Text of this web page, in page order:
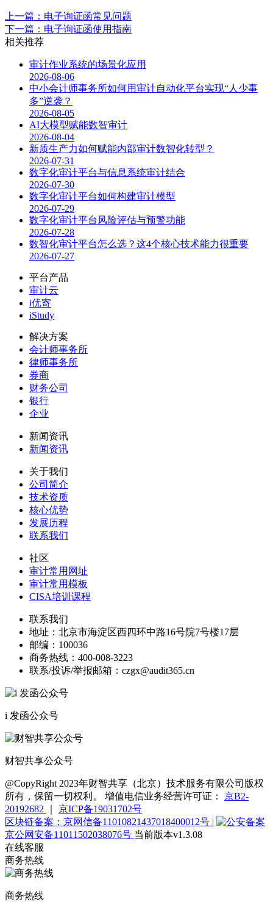
上一篇：电子询证函常见问题
下一篇：电子询证函使用指南
相关推荐
审计作业系统的场景化应用
2026-08-06
中小会计师事务所如何用审计自动化平台实现“人少事
多”逆袭？
2026-08-05
AI大模型赋能数智审计
2026-08-04
新质生产力如何赋能内部审计数智化转型？
2026-07-31
数字化审计平台与信息系统审计结合
2026-07-30
数字化审计平台如何构建审计模型
2026-07-29
数字化审计平台风险评估与预警功能
2026-07-28
数智化审计平台怎么选？这4个核心技术能力很重要
2026-07-27
平台产品
审计云
i优寄
iStudy
解决方案
会计师事务所
律师事务所
券商
财务公司
银行
企业
新闻资讯
新闻资讯
关于我们
公司简介
技术资质
核心优势
发展历程
联系我们
社区
审计常用网址
审计常用模板
CISA培训课程
联系我们
地址： 北京市海淀区西四环中路16号院7号楼17层
邮编： 100036
商务热线： 400-008-3223
联系/投诉/举报邮箱： czgx@audit365.cn
i 发函公众号
财智共享公众号
@CopyRight 2023年财智共享（北京）技术服务有限公司版权
所有，保留一切权利。 增值电信业务经营许可证： 京B2-
20192682
京ICP备19031702号
区块链备案：京网信备11010821437018400012号 |
京公网安备11011502038076号 当前版本v1.3.08
在线客服
商务热线
商务热线